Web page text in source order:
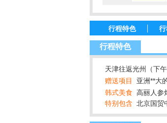
行程特色
行程特色
天津往返光州（下
赠送项目
亚洲**大
韩式美食 高丽人参
特别包含 北京国贸